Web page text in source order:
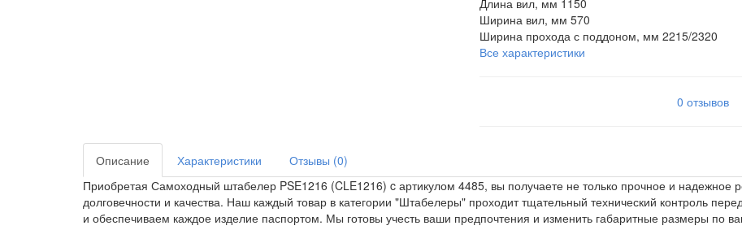
Длина вил, мм 1150
Ширина вил, мм 570
Ширина прохода с поддоном, мм 2215/2320
Все характеристики
0 отзывов
Описание Характеристики
Отзывы (0)
Приобретая Самоходный штабелер PSE1216 (CLE1216) c артикулом 4485, вы получаете не только прочное и надежное
долговечности и качества. Наш каждый товар в категории "Штабелеры" проходит тщательный технический контроль
и обеспечиваем каждое изделие паспортом. Мы готовы учесть ваши предпочтения и изменить габаритные размеры по